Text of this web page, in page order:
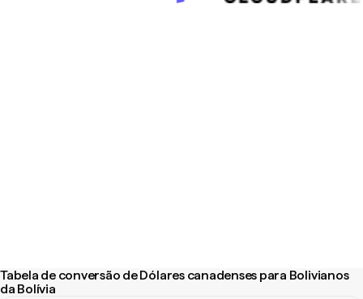
Tabela de conversão de Dólares canadenses para Bolivianos
da Bolívia